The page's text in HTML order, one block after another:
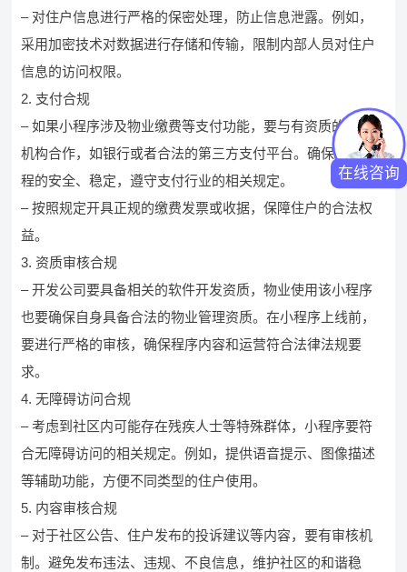
– 对住户信息进行严格的保密处理，防止信息泄露。例如，
采用加密技术对数据进行存储和传输，限制内部人员对住户
信息的访问权限。
2. 支付合规
– 如果小程序涉及物业缴费等支付功能，要与有资质的支付
机构合作，如银行或者合法的第三方支付平台。确保支付过
程的安全、稳定，遵守支付行业的相关规定。
– 按照规定开具正规的缴费发票或收据，保障住户的合法权
益。
3. 资质审核合规
– 开发公司要具备相关的软件开发资质，物业使用该小程序
也要确保自身具备合法的物业管理资质。在小程序上线前，
要进行严格的审核，确保程序内容和运营符合法律法规要
求。
4. 无障碍访问合规
– 考虑到社区内可能存在残疾人士等特殊群体，小程序要符
合无障碍访问的相关规定。例如，提供语音提示、图像描述
等辅助功能，方便不同类型的住户使用。
5. 内容审核合规
– 对于社区公告、住户发布的投诉建议等内容，要有审核机
制。避免发布违法、违规、不良信息，维护社区的和谐稳
在线咨询